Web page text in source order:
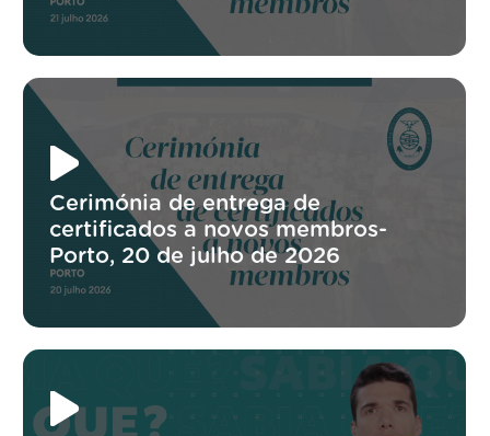
Cerimónia de entrega de
certificados a novos membros-
Porto, 20 de julho de 2026